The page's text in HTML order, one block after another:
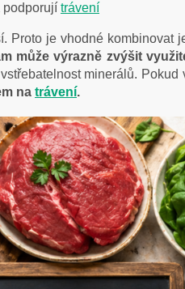
podporují trávení
Proto je vhodné kombinovat
může výrazně zvýšit
minerálů.
na trávení.